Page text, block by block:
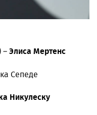
–Элиса Мертенс
Сепеде
Никулеску